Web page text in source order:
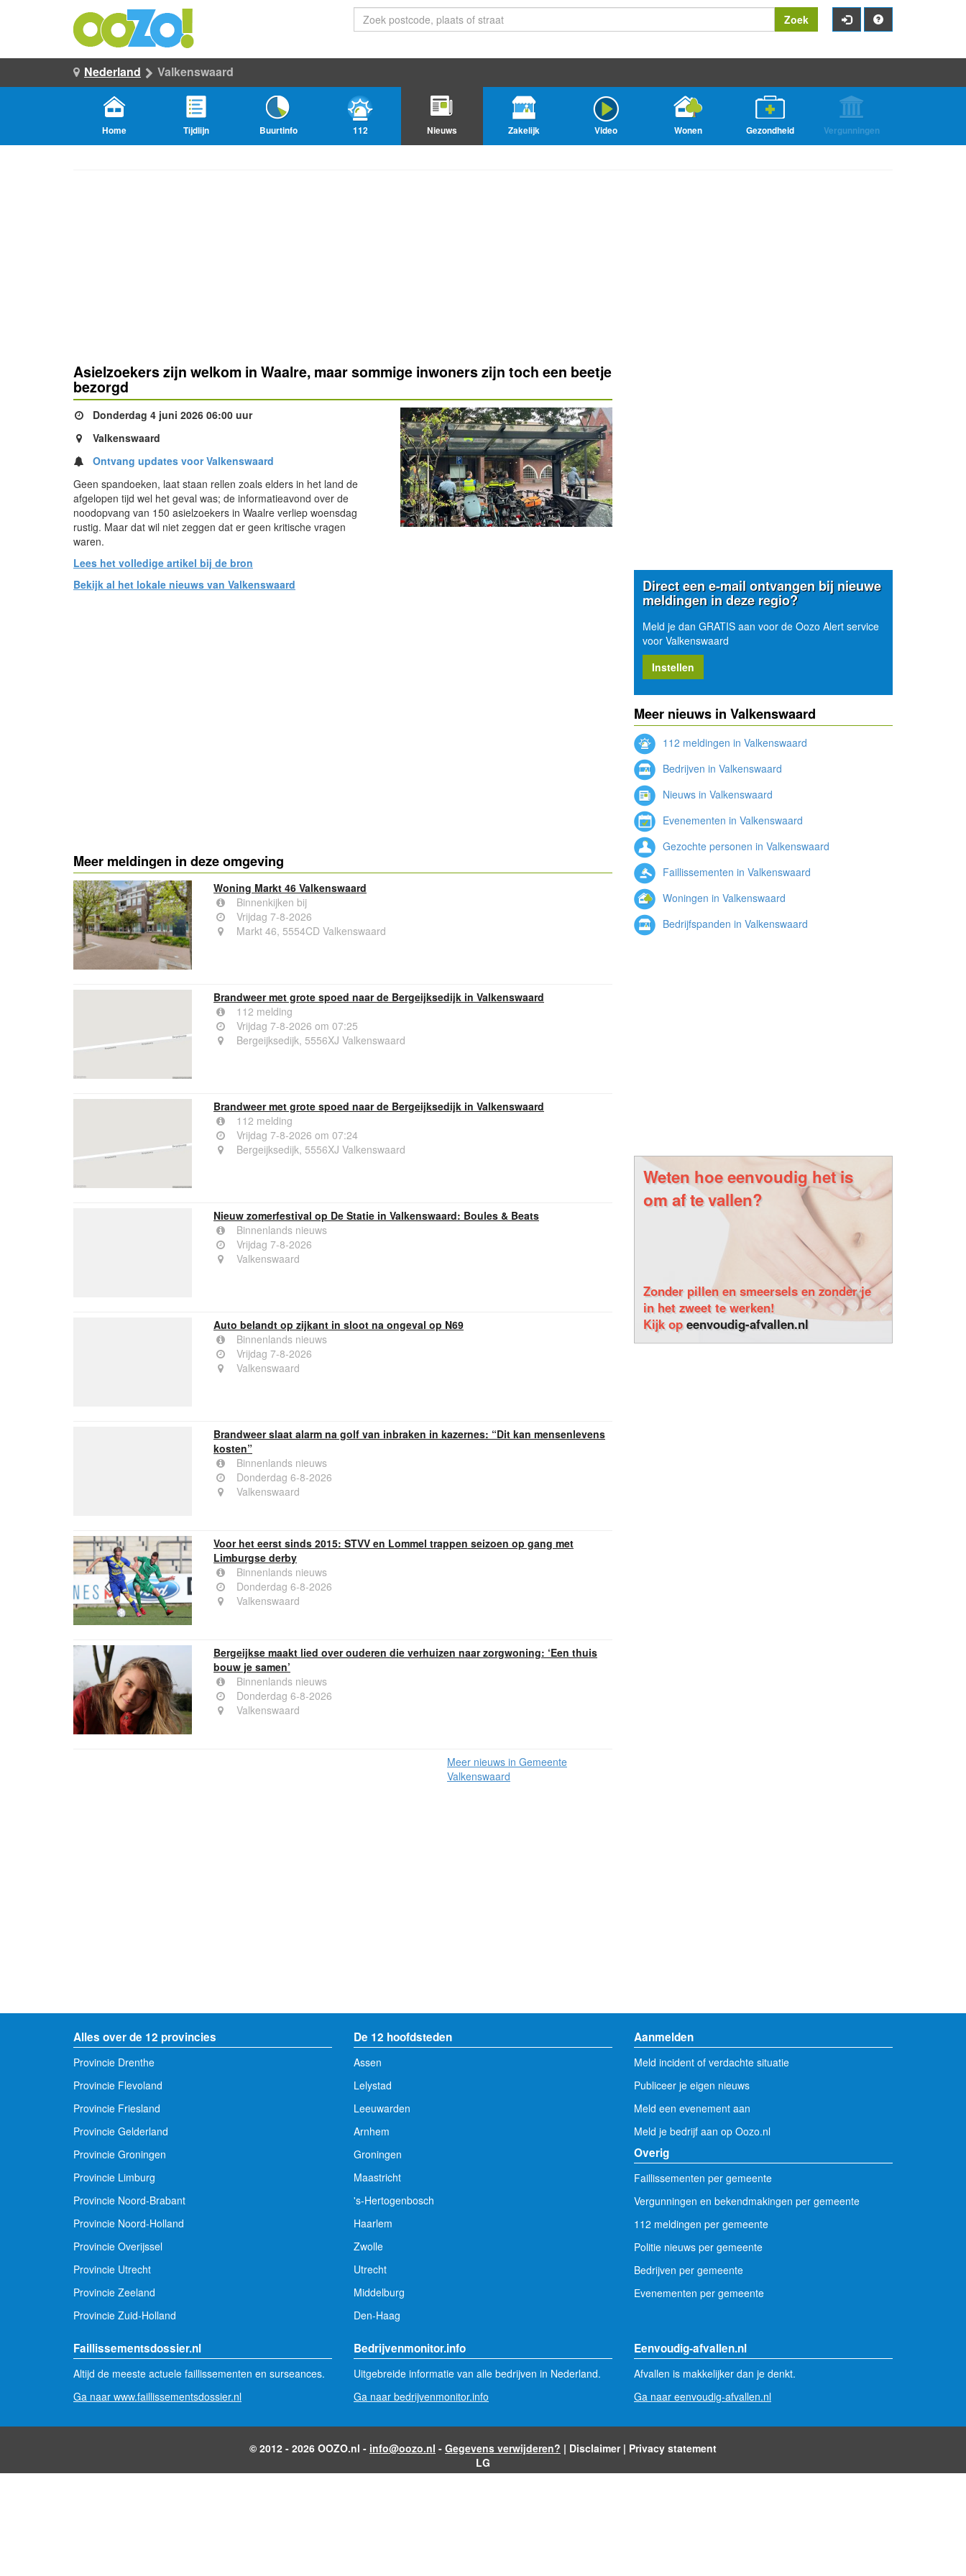
Zoek
Nederland Valkenswaard
Home Tijdlijn Buurtinfo 112 Nieuws Zakelijk Video Wonen Gezondheid Vergunningen
Asielzoekers zijn welkom in Waalre, maar sommige inwoners zijn toch een beetje
bezorgd
Donderdag 4 juni 2026 06:00 uur
Valkenswaard
Ontvang updates voor Valkenswaard
Geen spandoeken, laat staan rellen zoals elders in het land de
afgelopen tijd wel het geval was; de informatieavond over de
noodopvang van 150 asielzoekers in Waalre verliep woensdag
rustig. Maar dat wil niet zeggen dat er geen kritische vragen
waren.
Lees het volledige artikel bij de bron
Bekijk al het lokale nieuws van Valkenswaard
Meer meldingen in deze omgeving
Woning Markt 46 Valkenswaard
Binnenkijken bij
Vrijdag 7-8-2026
Markt 46, 5554CD Valkenswaard
Brandweer met grote spoed naar de Bergeijksedijk in Valkenswaard
112 melding
Vrijdag 7-8-2026 om 07:25
Bergeijksedijk, 5556XJ Valkenswaard
Brandweer met grote spoed naar de Bergeijksedijk in Valkenswaard
112 melding
Vrijdag 7-8-2026 om 07:24
Bergeijksedijk, 5556XJ Valkenswaard
Nieuw zomerfestival op De Statie in Valkenswaard: Boules & Beats
Binnenlands nieuws
Vrijdag 7-8-2026
Valkenswaard
Auto belandt op zijkant in sloot na ongeval op N69
Binnenlands nieuws
Vrijdag 7-8-2026
Valkenswaard
Brandweer slaat alarm na golf van inbraken in kazernes: “Dit kan mensenlevens
kosten”
Binnenlands nieuws
Donderdag 6-8-2026
Valkenswaard
Voor het eerst sinds 2015: STVV en Lommel trappen seizoen op gang met
Limburgse derby
Binnenlands nieuws
Donderdag 6-8-2026
Valkenswaard
Bergeijkse maakt lied over ouderen die verhuizen naar zorgwoning: ‘Een thuis
bouw je samen’
Binnenlands nieuws
Donderdag 6-8-2026
Valkenswaard
Meer nieuws in Gemeente
Valkenswaard
Direct een e-mail ontvangen bij nieuwe
meldingen in deze regio?
Meld je dan GRATIS aan voor de Oozo Alert service
voor Valkenswaard
Instellen
Meer nieuws in Valkenswaard
112 meldingen in Valkenswaard
Bedrijven in Valkenswaard
Nieuws in Valkenswaard
Evenementen in Valkenswaard
Gezochte personen in Valkenswaard
Faillissementen in Valkenswaard
Woningen in Valkenswaard
Bedrijfspanden in Valkenswaard
Weten hoe eenvoudig het is
om af te vallen?
Zonder pillen en smeersels en zonder je
in het zweet te werken!
Kijk opeenvoudig-afvallen.nl
Alles over de 12 provincies
Provincie Drenthe
Provincie Flevoland
Provincie Friesland
Provincie Gelderland
Provincie Groningen
Provincie Limburg
Provincie Noord-Brabant
Provincie Noord-Holland
Provincie Overijssel
Provincie Utrecht
Provincie Zeeland
Provincie Zuid-Holland
De 12 hoofdsteden
Assen
Lelystad
Leeuwarden
Arnhem
Groningen
Maastricht
's-Hertogenbosch
Haarlem
Zwolle
Utrecht
Middelburg
Den-Haag
Aanmelden
Meld incident of verdachte situatie
Publiceer je eigen nieuws
Meld een evenement aan
Meld je bedrijf aan op Oozo.nl
Overig
Faillissementen per gemeente
Vergunningen en bekendmakingen per gemeente
112 meldingen per gemeente
Politie nieuws per gemeente
Bedrijven per gemeente
Evenementen per gemeente
Faillissementsdossier.nl
Altijd de meeste actuele faillissementen en surseances.
Ga naar www.faillissementsdossier.nl
Bedrijvenmonitor.info
Uitgebreide informatie van alle bedrijven in Nederland.
Ga naar bedrijvenmonitor.info
Eenvoudig-afvallen.nl
Afvallen is makkelijker dan je denkt.
Ga naar eenvoudig-afvallen.nl
© 2012 - 2026 OOZO.nl - info@oozo.nl - Gegevens verwijderen? | Disclaimer| Privacy statement
LG